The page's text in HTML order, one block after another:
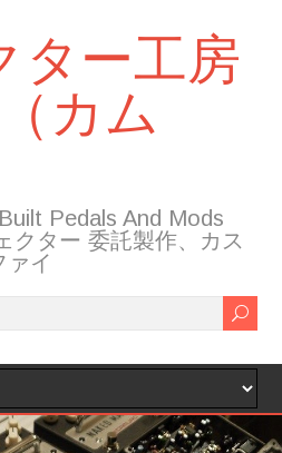
ター工房
カム
Pedals And Mods
クター 委託製作、カス
ァイ